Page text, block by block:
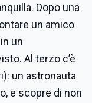
Dopo una
un amico
un
Al terzo c’è
un astronauta
e scopre di non